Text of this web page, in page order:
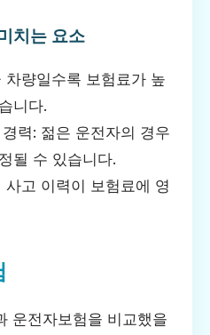
치는 요소
차량일수록 보험료가 높
니다.
력: 젊은 운전자의 경우
될 수 있습니다.
사고 이력이 보험료에 영
운전자보험을 비교했을